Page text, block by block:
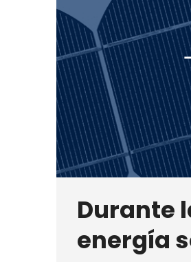
Durante
energía